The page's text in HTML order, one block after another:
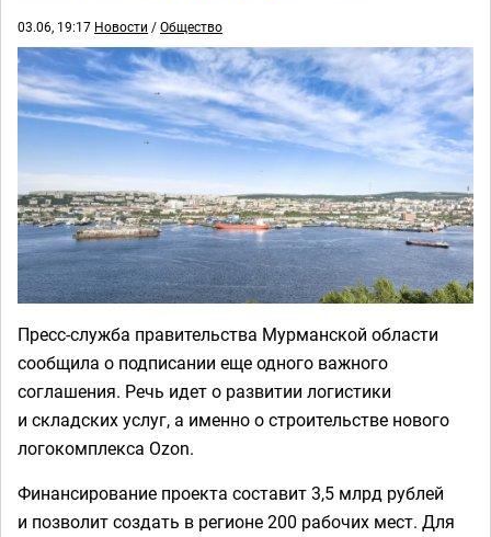
03.06, 19:17 Новости /Общество
Пресс-служба правительства Мурманской области
сообщила о подписании еще одного важного
соглашения. Речь идет о развитии логистики
и складских услуг, а именно о строительстве нового
логокомплекса Ozon.
Финансирование проекта составит 3,5 млрд рублей
и позволит создать в регионе 200 рабочих мест. Для